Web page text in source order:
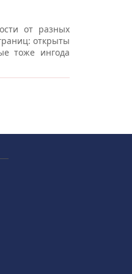
от разных
открыты
тоже ингода